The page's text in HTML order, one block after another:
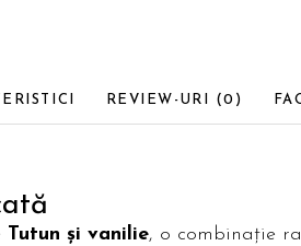
REVIEW-URI (0)
Tutun și vanilie, o combinație